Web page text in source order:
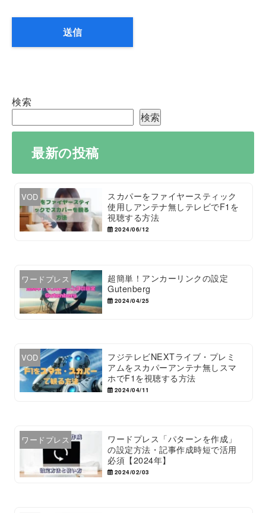
検索
検索
最新の投稿
VOD
スカパーをファイヤースティック
使用しアンテナ無しテレビでF1を
視聴する方法
2024/06/12
ワードプレス
超簡単！アンカーリンクの設定
Gutenberg
2024/04/25
VOD
フジテレビNEXTライブ・プレミ
アムをスカパーアンテナ無しスマ
ホでF1を視聴する方法
2024/04/11
ワードプレス
ワードプレス「パターンを作成」
の設定方法・記事作成時短で活用
必須【2024年】
2024/02/03